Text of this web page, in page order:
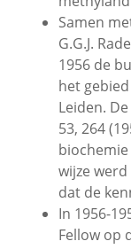
Samen
G.G.J.
1956 de
het
Leiden.
53, 264
wijze
dat de
In 1956-
Fellow op